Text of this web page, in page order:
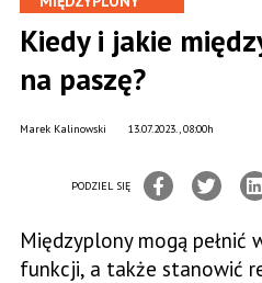
Kiedy i jakie
na paszę?
13.07.2023., 08:00h
Marek Kalinowski
PODZIEL SIĘ
Międzyplony mogą pełnić
funkcji, a także stanowić